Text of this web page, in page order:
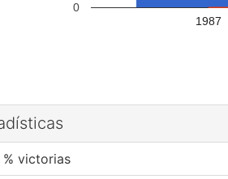
1987
0
% victorias